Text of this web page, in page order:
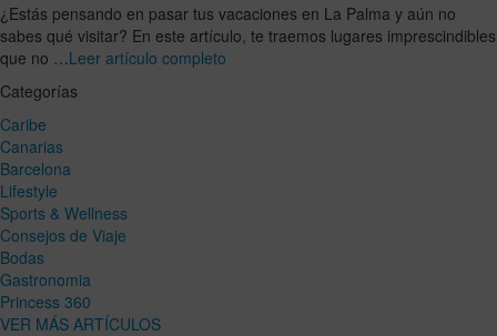
¿Estás pensando en pasar tus vacaciones en La Palma y aún no
sabes qué visitar? En este artículo, te traemos lugares imprescindibles
que no …Leer artículo completo
Categorías
Caribe
Canarias
Barcelona
Lifestyle
Sports & Wellness
Consejos de Viaje
Bodas
Gastronomia
Princess 360
VER MÁS ARTÍCULOS